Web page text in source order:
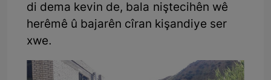
di dema kevin de, bala niştecihên wê
herêmê û bajarên cîran kişandiye ser
xwe.